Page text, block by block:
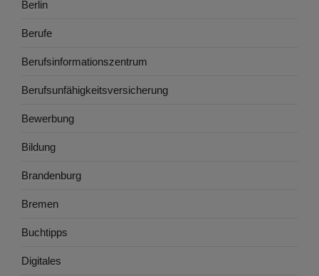
Berlin
Berufe
Berufsinformationszentrum
Berufsunfähigkeitsversicherung
Bewerbung
Bildung
Brandenburg
Bremen
Buchtipps
Digitales